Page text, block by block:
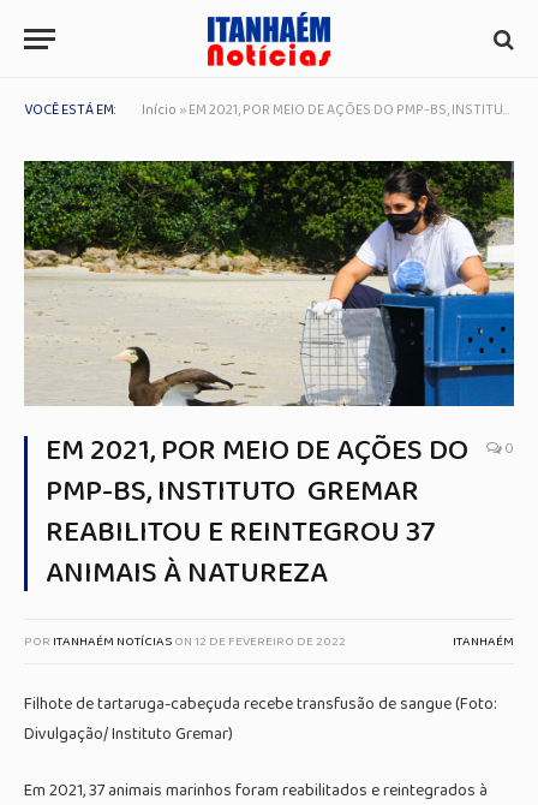
VOCÊ ESTÁ EM: Início »EM 2021, POR MEIO DE AÇÕES DO PMP-BS, INSTITUTO GREMAR REABILITOU E REINTEGROU 37 ANIMAIS À NATUREZA
EM 2021, POR MEIO DE AÇÕES DO
PMP-BS, INSTITUTO GREMAR
REABILITOU E REINTEGROU 37
ANIMAIS À NATUREZA
0
POR ITANHAÉM NOTÍCIASON12 DE FEVEREIRO DE 2022 ITANHAÉM
Filhote de tartaruga-cabeçuda recebe transfusão de sangue (Foto:
Divulgação/ Instituto Gremar)
Em 2021, 37 animais marinhos foram reabilitados e reintegrados à